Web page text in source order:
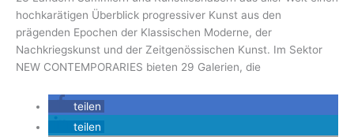
hochkarätigen Überblick progressiver Kunst aus den
prägenden Epochen der Klassischen Moderne, der
Nachkriegskunst und der Zeitgenössischen Kunst. Im Sektor
NEW CONTEMPORARIES bieten 29 Galerien, die
teilen
teilen